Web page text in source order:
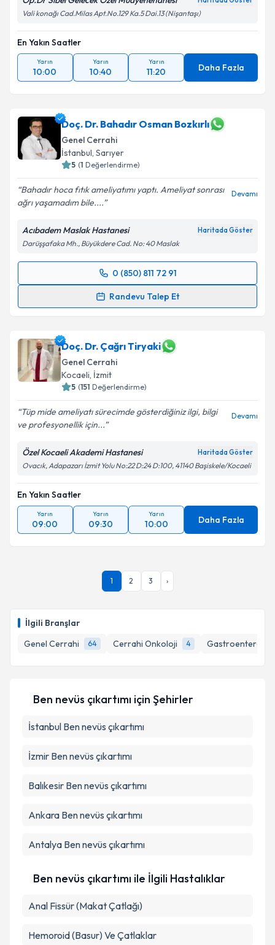
İlgili Branşlar
Genel Cerrahi
64 Cerrahi Onkoloji 4 Gastroenteroloji
Vali konağı Cad.Milas Apt.No.129 Ka.5 Dai.13 (Nişantaşı)
En Yakın Saatler
Yarın
10:00
Yarın
10:40
Yarın
11:20 Daha Fazla
Doç. Dr. Bahadır Osman Bozkırlı
Genel Cerrahi
İstanbul, Sarıyer
5 (1 Değerlendirme)
Bahadır hoca fıtık ameliyatımı yaptı. Ameliyat sonrası
ağrı yaşamadım bile....
Devamı
Acıbadem Maslak Hastanesi Haritada Göster
Darüşşafaka Mh., Büyükdere Cad. No: 40 Maslak
0 (850) 811 72 91
Randevu Talep Et
Randevu Takvimi Talebi
almanız için bir takvim hazırlandığında e-posta ile
bilgilendireceğiz.
E-posta Adresiniz
Metni'ni okudum ve kişisel verilerimin belirtilen
kapsamda işlenmesini kabul ediyorum.
Takvim Talebini Gönder
Doç. Dr. Çağrı Tiryaki
Genel Cerrahi
Kocaeli, İzmit
5 (151 Değerlendirme)
Tüp mide ameliyatı sürecimde gösterdiğiniz ilgi, bilgi
ve profesyonellik için...
Devamı
Özel Kocaeli Akademi Hastanesi Haritada Göster
Ovacık, Adapazarı İzmit Yolu No:22 D:24 D:100, 41140 Başiskele/Kocaeli
En Yakın Saatler
Yarın
09:00
Yarın
09:30
Yarın
10:00 Daha Fazla
1 2 3 ›
Ben nevüs çıkartımı için Şehirler
İstanbul Ben nevüs çıkartımı
İzmir Ben nevüs çıkartımı
Balıkesir Ben nevüs çıkartımı
Ankara Ben nevüs çıkartımı
Antalya Ben nevüs çıkartımı
Ben nevüs çıkartımı ile İlgili Hastalıklar
Anal Fissür (Makat Çatlağı)
Hemoroid (Basur) Ve Çatlaklar